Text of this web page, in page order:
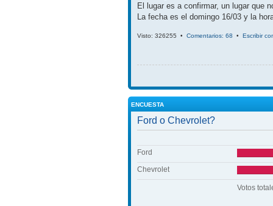
El lugar es a confirmar, un lugar que
La fecha es el domingo 16/03 y la
Visto: 326255 • Comentarios: 68 • Escribir
ENCUESTA
Ford o Chevrolet?
Ford
Chevrolet
Votos